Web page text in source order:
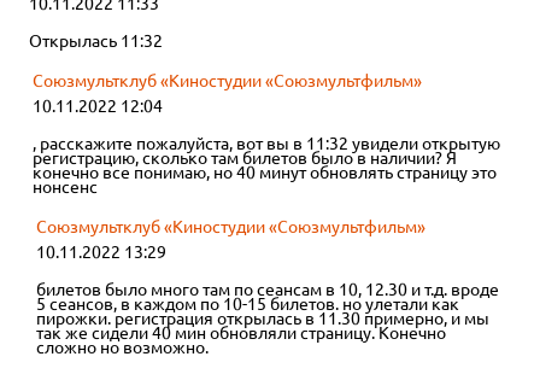
Открылась 11:32
Союзмультклуб «Киностудии «Союзмультфильм»
10.11.2022 12:04
, расскажите пожалуйста, вот вы в 11:32 увидели открытую
регистрацию, сколько там билетов было в наличии? Я
конечно все понимаю, но 40 минут обновлять страницу это
нонсенс
Союзмультклуб «Киностудии «Союзмультфильм»
10.11.2022 13:29
билетов было много там по сеансам в 10, 12.30 и т.д. вроде
5 сеансов, в каждом по 10-15 билетов. но улетали как
пирожки. регистрация открылась в 11.30 примерно, и мы
так же сидели 40 мин обновляли страницу. Конечно
сложно но возможно.